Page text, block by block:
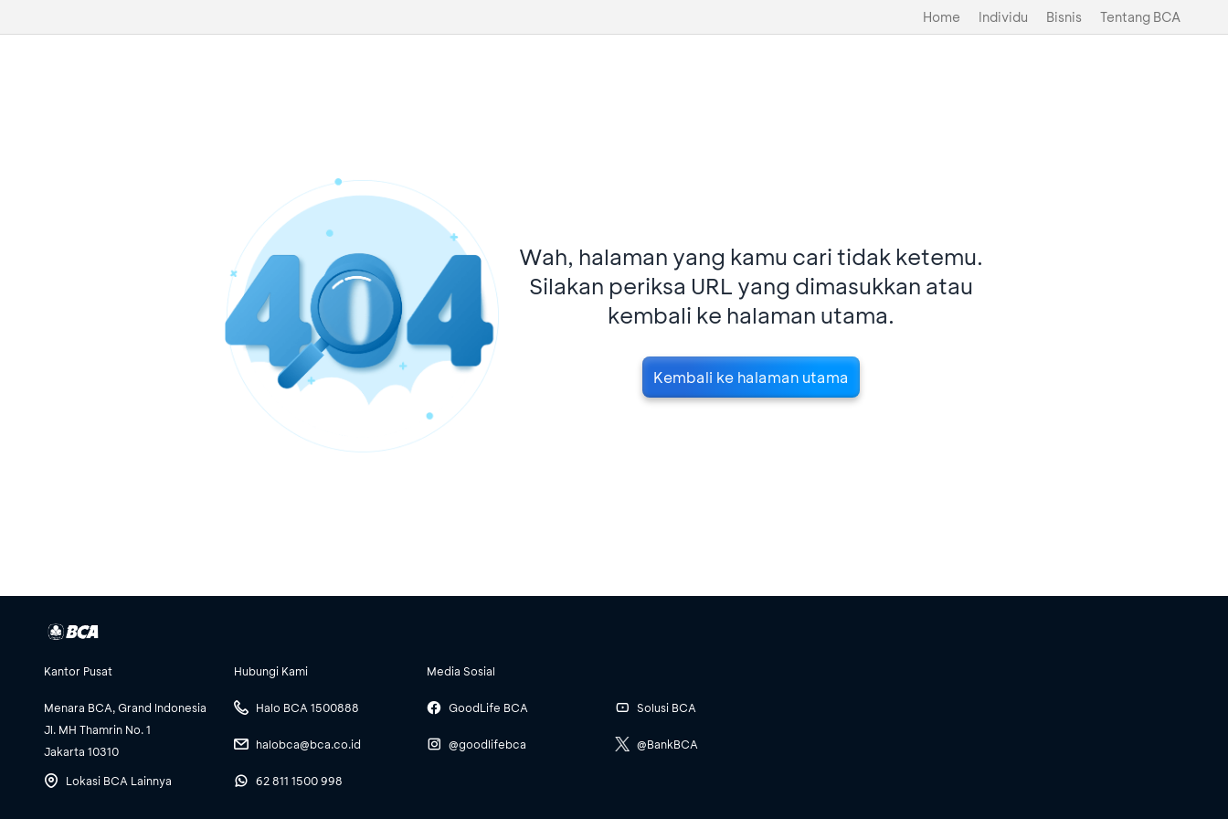
Home Individu Bisnis Tentang BCA
Wah, halaman yang kamu cari tidak ketemu.
Silakan periksa URL yang dimasukkan atau
kembali ke halaman utama.
Kembali ke halaman utama
Kantor Pusat
Menara BCA, Grand Indonesia
Jl. MH Thamrin No. 1
Jakarta 10310
Lokasi BCA Lainnya
Hubungi Kami
Halo BCA 1500888
halobca@bca.co.id
62 811 1500 998
Media Sosial
GoodLife BCA
@goodlifebca
Solusi BCA
@BankBCA